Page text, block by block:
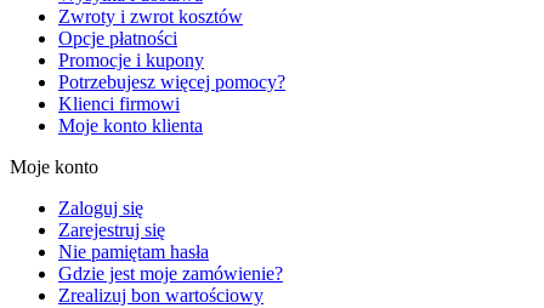
Zwroty i zwrot kosztów
Opcje płatności
Promocje i kupony
Potrzebujesz więcej pomocy?
Klienci firmowi
Moje konto klienta
Moje konto
Zaloguj się
Zarejestruj się
Nie pamiętam hasła
Gdzie jest moje zamówienie?
Zrealizuj bon wartościowy